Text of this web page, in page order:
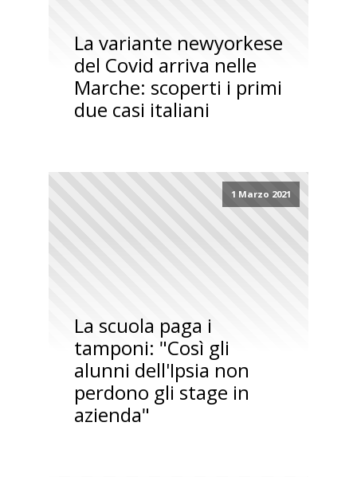
La variante newyorkese
del Covid arriva nelle
Marche: scoperti i primi
due casi italiani
1 Marzo 2021
La scuola paga i
tamponi: "Così gli
alunni dell'Ipsia non
perdono gli stage in
azienda"